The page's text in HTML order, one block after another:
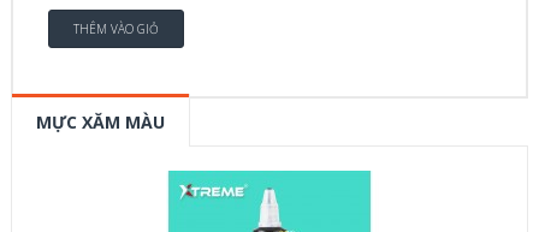
MỰC XĂM MÀU